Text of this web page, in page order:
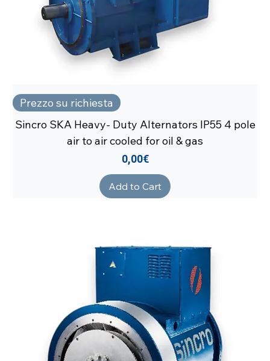
Prezzo su richiesta
Sincro SKA Heavy- Duty Alternators IP55 4 pole
air to air cooled for oil & gas
Price
0,00€
Add to Cart